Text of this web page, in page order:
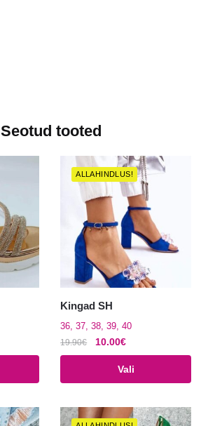
Seotud tooted
ALLAHINDLUS!
Kingad SH
36, 37, 38, 39, 40
19.90€
Algne
hind
19.90€.
10.00€Praegune
hind
on:
10.00€.
Vali
tootel
mitu